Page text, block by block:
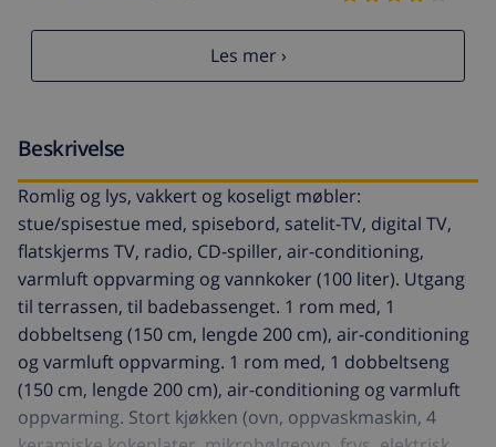
Les mer ›
Beskrivelse
Romlig og lys, vakkert og koseligt møbler:
stue/spisestue med, spisebord, satelit-TV, digital TV,
flatskjerms TV, radio, CD-spiller, air-conditioning,
varmluft oppvarming og vannkoker (100 liter). Utgang
til terrassen, til badebassenget. 1 rom med, 1
dobbeltseng (150 cm, lengde 200 cm), air-conditioning
og varmluft oppvarming. 1 rom med, 1 dobbeltseng
(150 cm, lengde 200 cm), air-conditioning og varmluft
oppvarming. Stort kjøkken (ovn, oppvaskmaskin, 4